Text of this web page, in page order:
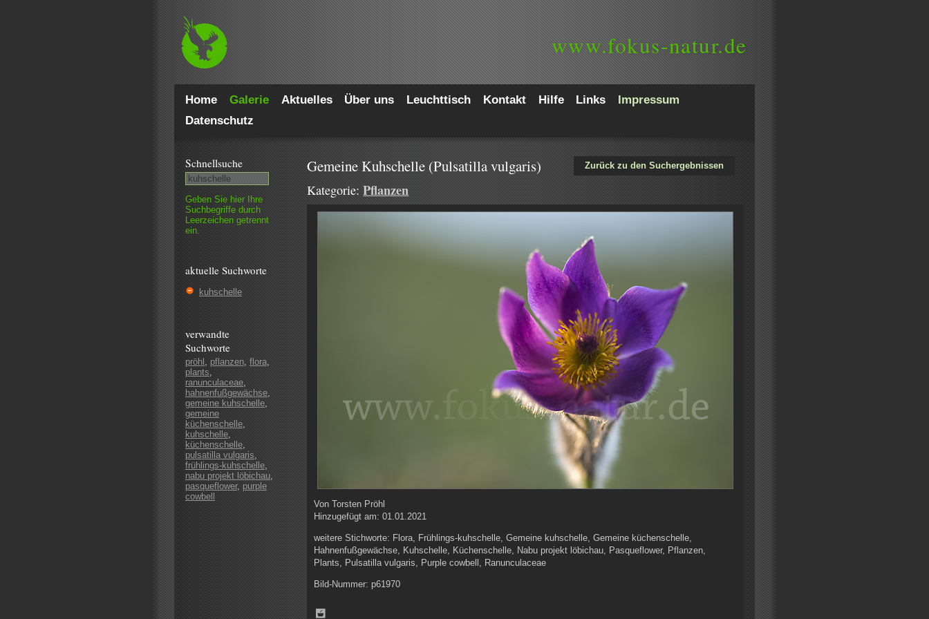
www.fokus-natur.de
Home Galerie Aktuelles Über uns Leuchttisch Kontakt Hilfe Links
Impressum
Datenschutz
Schnell­suche
Geben Sie hier Ihre
Such­begriffe durch
Leer­zeichen getrennt
ein.
aktuelle Suchworte
kuhschelle
verwandte
Suchworte
pröhl , pflanzen, flora,
plants,
ranunculaceae,
hahnenfußgewächse,
gemeine kuhschelle,
gemeine
küchenschelle,
kuhschelle,
küchenschelle,
pulsatilla vulgaris,
frühlings-kuhschelle,
nabu projekt löbichau,
pasqueflower, purple
cowbell
Zurück zu den Suchergebnissen
Gemeine Kuhschelle (Pulsatilla vulgaris)
Kategorie:Pflanzen
VonTorsten Pröhl
Hinzugefügt am:01.01.2021
weitere Stichworte: Flora, Frühlings-kuhschelle, Gemeine kuhschelle, Gemeine küchenschelle,
Hahnenfußgewächse, Kuhschelle, Küchenschelle, Nabu projekt löbichau, Pasqueflower, Pflanzen,
Plants, Pulsatilla vulgaris, Purple cowbell, Ranunculaceae
Bild-Nummer: p61970